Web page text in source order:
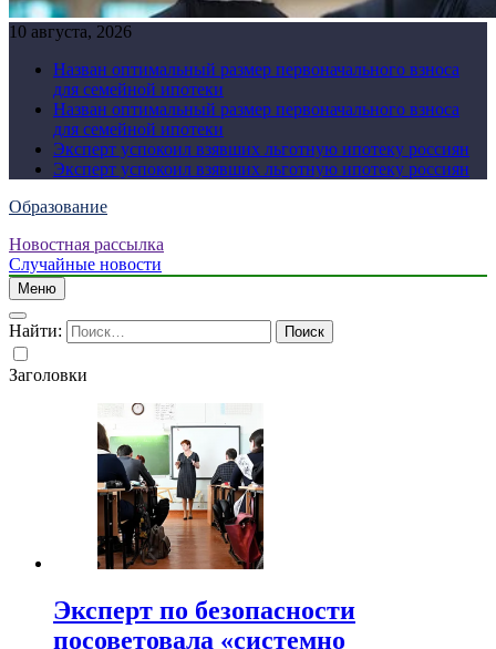
10 августа, 2026
Назван оптимальный размер первоначального взноса
для семейной ипотеки
Назван оптимальный размер первоначального взноса
для семейной ипотеки
Эксперт успокоил взявших льготную ипотеку россиян
Эксперт успокоил взявших льготную ипотеку россиян
Образование
Новостная рассылка
Случайные новости
Меню
Найти:
Заголовки
Эксперт по безопасности
посоветовала «системно